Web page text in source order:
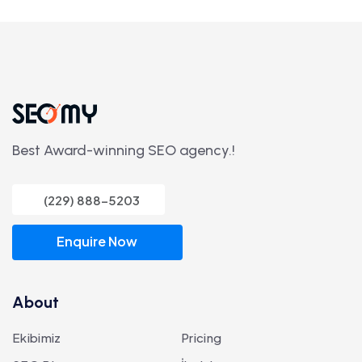
Best Award-winning SEO agency.!
(229) 888-5203
Enquire Now
About
Ekibimiz
Pricing